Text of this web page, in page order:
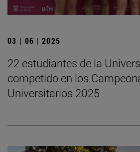
03 | 06 | 2025
22 estudiantes de la
competido en los
Universitarios 2025